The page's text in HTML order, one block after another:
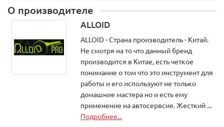
О производителе
ALLOID
ALLOID - Страна производитель - Китай.
Не смотря на то что данный бренд
производится в Китае, есть четкое
понимание о том что это инструмент для
работы и его используют не только
домашние мастера но и есть ему
применение на автосервсие. Жесткий ...
Подробнее...